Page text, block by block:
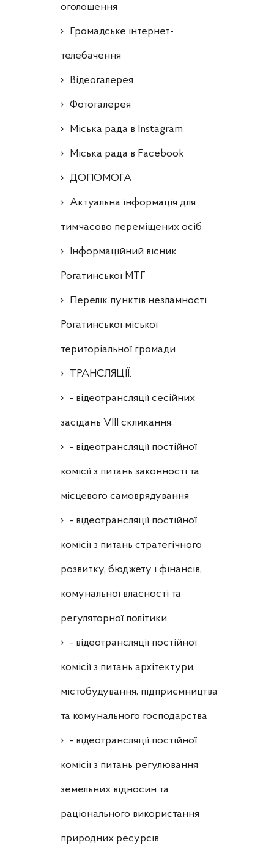
оголошення
Громадське інтернет-
телебачення
Відеогалерея
Фотогалерея
Міська рада в Instagram
Міська рада в Facebook
ДОПОМОГА
Актуальна інформація для
тимчасово переміщених осіб
Інформаційний вісник
Рогатинської МТГ
Перелік пунктів незламності
Рогатинської міської
територіальної громади
ТРАНСЛЯЦІЇ:
- відеотрансляції сесійних
засідань VIII скликання;
- відеотрансляції постійної
комісії з питань законності та
місцевого самоврядування
- відеотрансляції постійної
комісії з питань стратегічного
розвитку, бюджету і фінансів,
комунальної власності та
регуляторної політики
- відеотрансляції постійної
комісії з питань архітектури,
містобудування, підприємництва
та комунального господарства
- відеотрансляції постійної
комісії з питань регулювання
земельних відносин та
раціонального використання
природних ресурсів